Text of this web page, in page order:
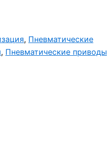
, Пневматические
, Пневматические приводы